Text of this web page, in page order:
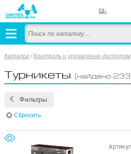
Каталог /Контроль и управление доступом
Турникеты (найдено
Фильтры
Сбросить